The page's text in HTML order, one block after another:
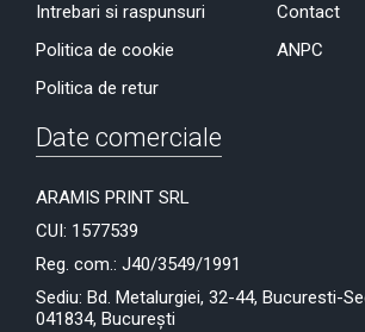
Intrebari si raspunsuri
Politica de cookie
Politica de retur
Contact
ANPC
Date comerciale
ARAMIS PRINT SRL
CUI: 1577539
Reg. com.: J40/3549/1991
Sediu: Bd. Metalurgiei, 32-44, Bucuresti-
041834, București